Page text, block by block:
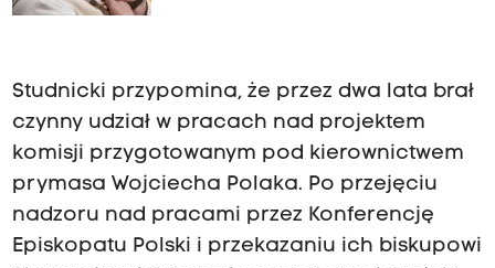
Studnicki przypomina, że przez dwa lata brał
czynny udział w pracach nad projektem
komisji przygotowanym pod kierownictwem
prymasa Wojciecha Polaka. Po przejęciu
nadzoru nad pracami przez Konferencję
Episkopatu Polski i przekazaniu ich biskupowi